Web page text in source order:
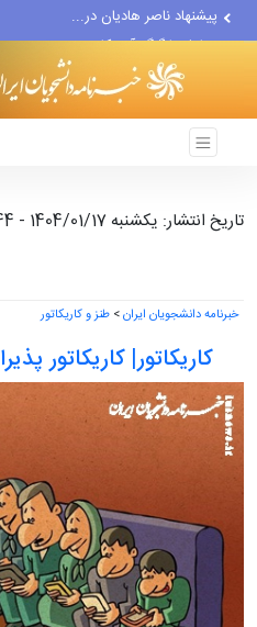
معامله با گرگِ آمریکایی،...
دستیار قلعه‌نویی مربی تیم...
اقتصاددان معروف آمریکایی:...
انتشار اخبار جعلی توسط...
تاریخ انتشار: یکشنبه 1404/01/17 - 01:44
خبرنامه دانشجویان ایران> طنز و کاریکاتور
کاریکاتور| کاریکاتور